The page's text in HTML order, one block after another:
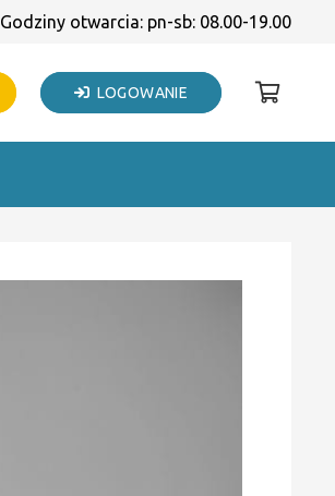
Godziny otwarcia: pn-sb: 08.00-19.00
LOGOWANIE